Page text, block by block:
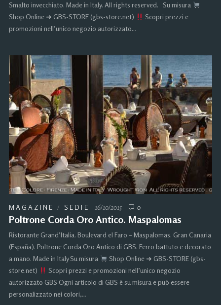
Smalto invecchiato. Made in Italy. All rights reserved. Su misura
Shop Online ➜ GBS-STORE (gbs-store.net)
Scopri prezzi e
promozioni nell’unico negozio autorizzato…
MAGAZINE / SEDIE 16/10/2015 0
Poltrone Corda Oro Antico. Maspalomas
Ristorante Grand’Italia. Boulevard el Faro – Maspalomas. Gran Canaria
(España). Poltrone Corda Oro Antico di GBS. Ferro battuto e decorato
a mano. Made in Italy Su misura
Shop Online ➜ GBS-STORE (gbs-
store.net)
Scopri prezzi e promozioni nell’unico negozio
autorizzato GBS Ogni articolo di GBS è su misura e può essere
personalizzato nei colori,…